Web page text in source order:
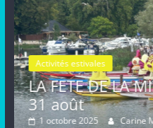
MIRABELLE, à
MARAT